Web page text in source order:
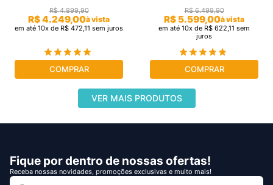
R$ 4.899,90
R$4.249,00à vista
em até 10x de R$ 472,11 sem juros
COMPRAR
R$ 6.499,90
R$ 5.599,00à vista
em até 10x de R$ 622,11 sem
juros
COMPRAR
Fique por dentro de nossas ofertas!
Receba nossas novidades, promoções exclusivas e muito mais!